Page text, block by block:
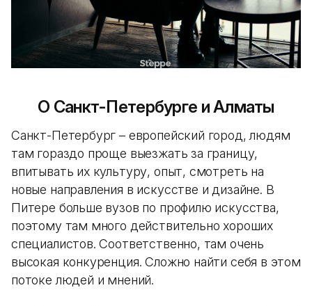
О Санкт-Петербурге и Алматы
Санкт-Петербург – европейский город, людям
там гораздо проще выезжать за границу,
впитывать их культуру, опыт, смотреть на
новые направления в искусстве и дизайне. В
Питере больше вузов по профилю искусства,
поэтому там много действительно хороших
специалистов. Соответственно, там очень
высокая конкуренция. Сложно найти себя в этом
потоке людей и мнений.